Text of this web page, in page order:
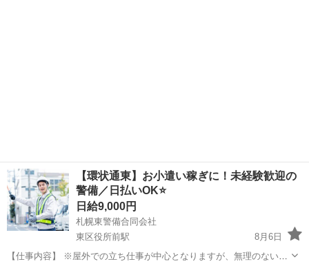
【環状通東】お小遣い稼ぎに！未経験歓迎の
警備／日払いOK⭐
日給9,000円
札幌東警備合同会社
東区役所前駅
8月6日
【仕事内容】 ※屋外での立ち仕事が中心となりますが、無理のない配